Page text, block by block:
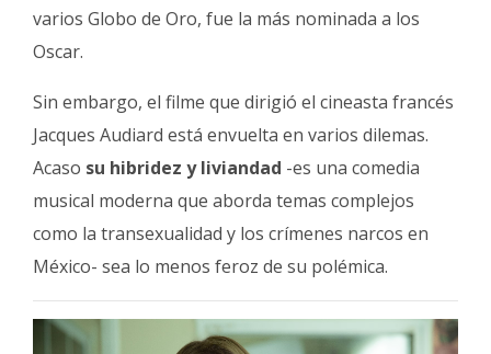
varios Globo de Oro, fue la más nominada a los
Oscar.
Sin embargo, el filme que dirigió el cineasta francés
Jacques Audiard está envuelta en varios dilemas.
Acaso su hibridez y liviandad -es una comedia
musical moderna que aborda temas complejos
como la transexualidad y los crímenes narcos en
México- sea lo menos feroz de su polémica.